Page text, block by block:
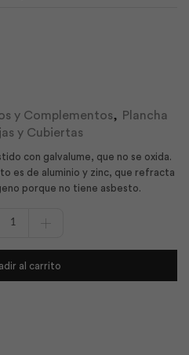
y Complementos,
Plancha
y Cubiertas
con galvalume, que no se oxida.
es de aluminio y zinc, que refracta
porque no tiene asbesto.
al carrito